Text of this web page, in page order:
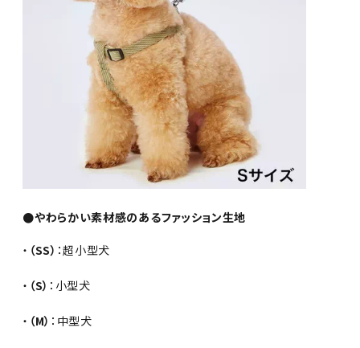
●やわらかい素材感のあるファッション生地
・ （SS） ：超小型犬
・ （S） ：小型犬
・ （M） ：中型犬